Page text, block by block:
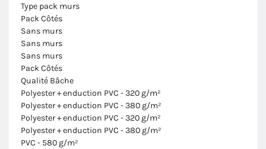
Type pack murs
Pack Côtés
Sans murs
Sans murs
Sans murs
Pack Côtés
Qualité Bâche
Polyester + enduction PVC - 320 g/m²
Polyester + enduction PVC - 380 g/m²
Polyester + enduction PVC - 320 g/m²
Polyester + enduction PVC - 380 g/m²
PVC - 580 g/m²